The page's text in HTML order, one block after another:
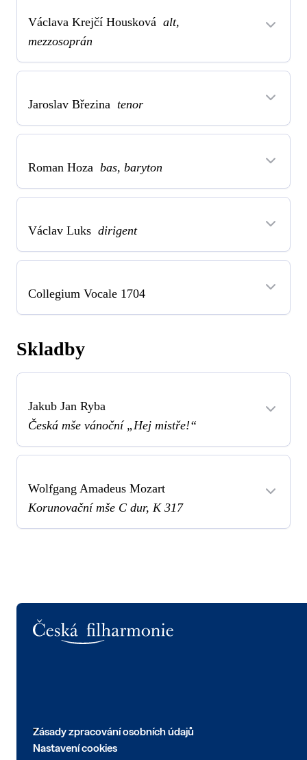
Václava Krejčí Housková alt,
mezzosoprán
Jaroslav Březina tenor
Roman Hoza bas, baryton
Václav Luks dirigent
Collegium Vocale 1704
Skladby
Jakub Jan Ryba
Česká mše vánoční „Hej mistře!“
Wolfgang Amadeus Mozart
Korunovační mše C dur, K 317
Zásady zpracování osobních údajů
Nastavení cookies